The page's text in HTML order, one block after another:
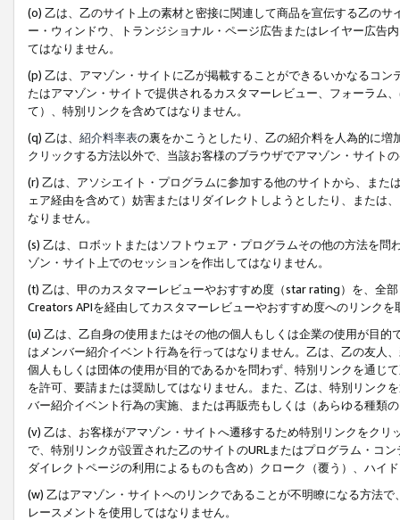
(o) 乙は、乙のサイト上の素材と密接に関連して商品を宣伝する乙の
ー・ウィンドウ、トランジショナル・ページ広告またはレイヤー広告
てはなりません。
(p) 乙は、アマゾン・サイトに乙が掲載することができるいかなるコ
たはアマゾン・サイトで提供されるカスタマーレビュー、フォーラム
て）、特別リンクを含めてはなりません。
(q) 乙は、 紹介料率表の裏をかこうとしたり、乙の紹介料を人為的に
クリックする方法以外で、当該お客様のブラウザでアマゾン・サイト
(r) 乙は、アソシエイト・プログラムに参加する他のサイトから、ま
ェア経由を含めて）妨害またはリダイレクトしようとしたり、または
なりません。
(s) 乙は、ロボットまたはソフトウェア・プログラムその他の方法を
ゾン・サイト上でのセッションを作出してはなりません。
(t) 乙は、甲のカスタマーレビューやおすすめ度（star rating）を、全
Creators APIを経由してカスタマーレビューやおすすめ度へのリンクを
(u) 乙は、乙自身の使用またはその他の個人もしくは企業の使用が目
はメンバー紹介イベント行為を行ってはなりません。乙は、乙の友人
個人もしくは団体の使用が目的であるかを問わず、特別リンクを通じ
を許可、要請または奨励してはなりません。また、乙は、特別リンク
バー紹介イベント行為の実施、または再販売もしくは（あらゆる種類
(v) 乙は、お客様がアマゾン・サイトへ遷移するため特別リンクをク
で、特別リンクが設置された乙のサイトのURLまたはプログラム・コ
ダイレクトページの利用によるものも含め）クローク（覆う）、ハイ
(w) 乙はアマゾン・サイトへのリンクであることが不明瞭になる方法
レースメントを使用してはなりません。